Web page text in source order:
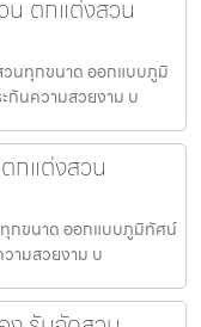
ตกแต่งสวน
นทุกขนาด ออกแบบภูมิ
กันความสวยงาม บ
กแต่งสวน
กขนาด ออกแบบภูมิทัศน์
ามสวยงาม บ